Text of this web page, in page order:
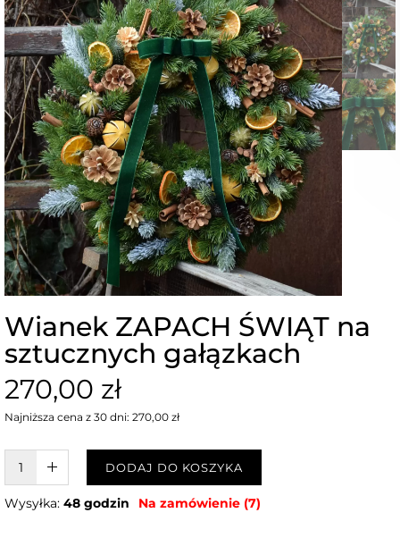
Wianek ZAPACH ŚWIĄT na
sztucznych gałązkach
270,00 zł
Najniższa cena z 30 dni: 270,00 zł
W KOSZYKU :)DODAJ DO KOSZYKA
Wysyłka: 48 godzin Na zamówienie (7)